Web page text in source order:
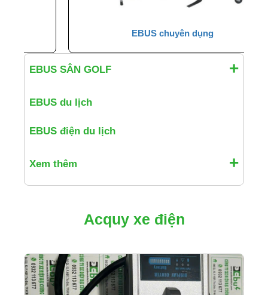
EBUS chuyên dụng
EBUS SÂN GOLF
EBUS du lịch
EBUS điện du lịch
Xem thêm
Acquy xe điện